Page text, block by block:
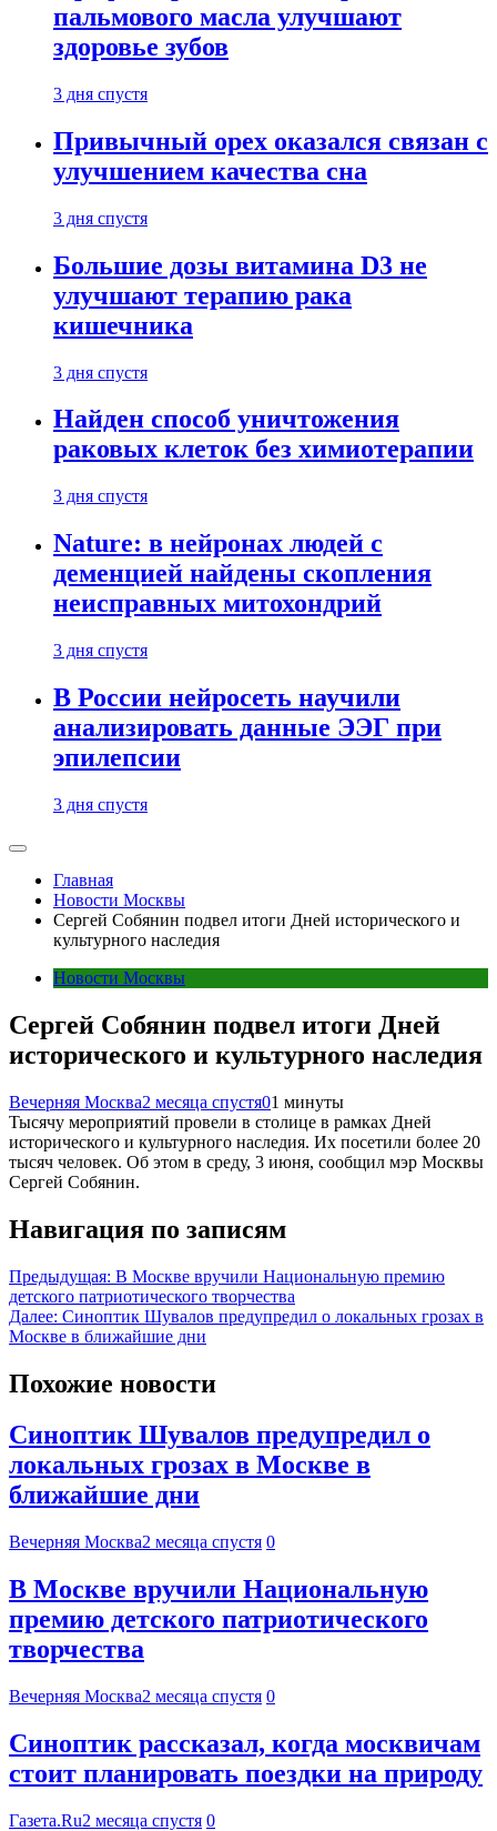
пальмового масла улучшают
здоровье зубов
3 дня спустя
Привычный орех оказался связан с
улучшением качества сна
3 дня спустя
Большие дозы витамина D3 не
улучшают терапию рака
кишечника
3 дня спустя
Найден способ уничтожения
раковых клеток без химиотерапии
3 дня спустя
Nature: в нейронах людей с
деменцией найдены скопления
неисправных митохондрий
3 дня спустя
В России нейросеть научили
анализировать данные ЭЭГ при
эпилепсии
3 дня спустя
Главная
Новости Москвы
Сергей Собянин подвел итоги Дней исторического и
культурного наследия
Новости Москвы
Сергей Собянин подвел итоги Дней
исторического и культурного наследия
Вечерняя Москва2 месяца спустя01 минуты
Тысячу мероприятий провели в столице в рамках Дней
исторического и культурного наследия. Их посетили более 20
тысяч человек. Об этом в среду, 3 июня, сообщил мэр Москвы
Сергей Собянин.
Навигация по записям
Предыдущая: В Москве вручили Национальную премию
детского патриотического творчества
Далее: Синоптик Шувалов предупредил о локальных грозах в
Москве в ближайшие дни
Похожие новости
Синоптик Шувалов предупредил о
локальных грозах в Москве в
ближайшие дни
Вечерняя Москва2 месяца спустя 0
В Москве вручили Национальную
премию детского патриотического
творчества
Вечерняя Москва2 месяца спустя 0
Синоптик рассказал, когда москвичам
стоит планировать поездки на природу
Газета.Ru2 месяца спустя 0